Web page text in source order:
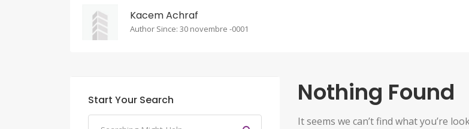
Kacem Achraf
Author Since: 30 novembre -0001
Nothing Found
It seems we can’t find what you’re
Start Your Search